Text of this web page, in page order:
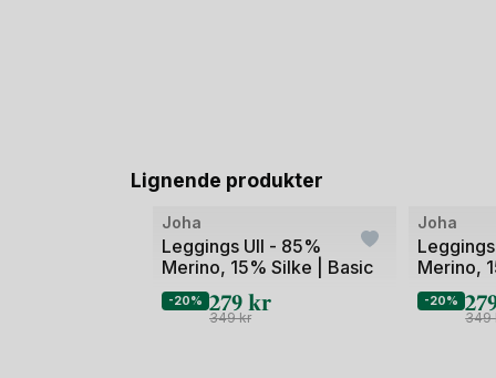
Lignende produkter
Joha
Leggings Ull - 85%
Merino, 15% Silke | Basic
-20% 279kr
349kr
Joha
Merino,
-20%
349